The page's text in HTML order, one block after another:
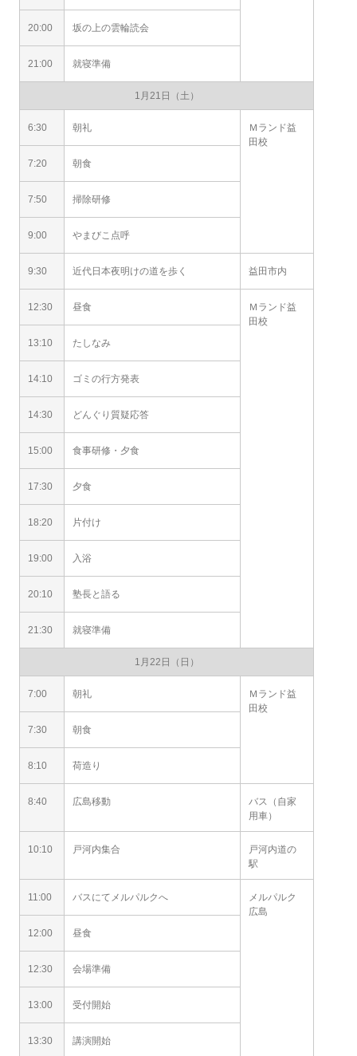
20:00 坂の上の雲輪読会
21:00 就寝準備
1月21日（土）
6:30 朝礼
Ｍランド益
田校
7:20
朝食
7:50 掃除研修
9:00 やまびこ点呼
9:30 近代日本夜明けの道を歩く 益田市内
12:30 昼食
Ｍランド益
田校
13:10
たしなみ
14:10 ゴミの行方発表
14:30 どんぐり質疑応答
15:00 食事研修・夕食
17:30 夕食
18:20 片付け
19:00 入浴
20:10 塾長と語る
21:30 就寝準備
1月22日（日）
7:00 朝礼
Ｍランド益
田校
7:30
朝食
8:10 荷造り
8:40 広島移動
バス（自家
用車）
10:10 戸河内集合
戸河内道の
駅
11:00 バスにてメルパルクへ
メルパルク
広島
12:00
昼食
12:30 会場準備
13:00 受付開始
13:30 講演開始